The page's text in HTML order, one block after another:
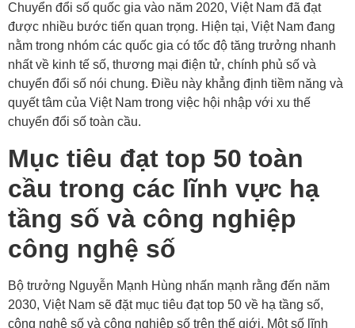
Chuyển đổi số quốc gia vào năm 2020, Việt Nam đã đạt
được nhiều bước tiến quan trọng. Hiện tại, Việt Nam đang
nằm trong nhóm các quốc gia có tốc độ tăng trưởng nhanh
nhất về kinh tế số, thương mại điện tử, chính phủ số và
chuyển đổi số nói chung. Điều này khẳng định tiềm năng và
quyết tâm của Việt Nam trong việc hội nhập với xu thế
chuyển đổi số toàn cầu.
Mục tiêu đạt top 50 toàn
cầu trong các lĩnh vực hạ
tầng số và công nghiệp
công nghệ số
Bộ trưởng Nguyễn Mạnh Hùng nhấn mạnh rằng đến năm
2030, Việt Nam sẽ đặt mục tiêu đạt top 50 về hạ tầng số,
công nghệ số và công nghiệp số trên thế giới. Một số lĩnh